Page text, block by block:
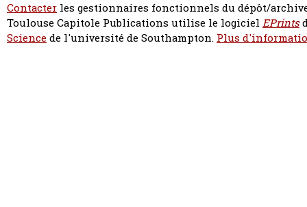
Contacter les gestionnaires fonctionnels du dépôt/
Toulouse Capitole Publications utilise le logiciel EPrints
Sciencede l'université de Southampton. Plus